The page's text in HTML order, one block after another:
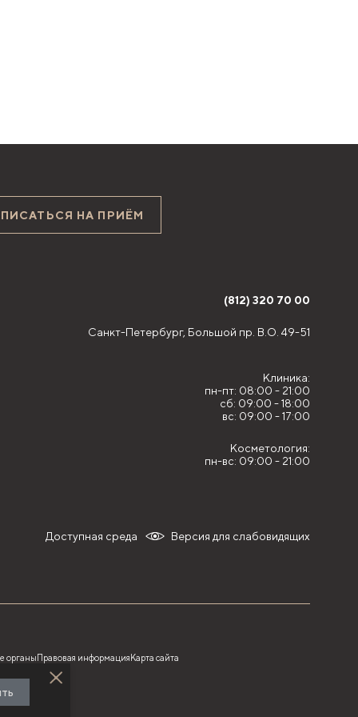
НА ПРИЁМ
(812) 320 70 00
Санкт-Петербург, Большой пр. В.О. 49-51
Клиника:
пн-пт: 08:00 - 21:00
сб: 09:00 - 18:00
вс: 09:00 - 17:00
Косметология:
пн-вс: 09:00 - 21:00
Версия для слабовидящих
Доступная среда
органыПравовая информацияКарта сайта